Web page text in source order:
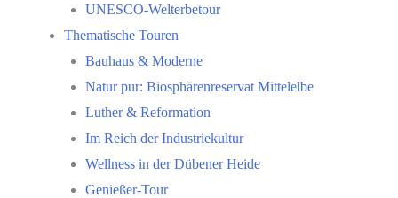
UNESCO-Welterbetour
Thematische Touren
Bauhaus & Moderne
Natur pur: Biosphärenreservat Mittelelbe
Luther & Reformation
Im Reich der Industriekultur
Wellness in der Dübener Heide
Genießer-Tour